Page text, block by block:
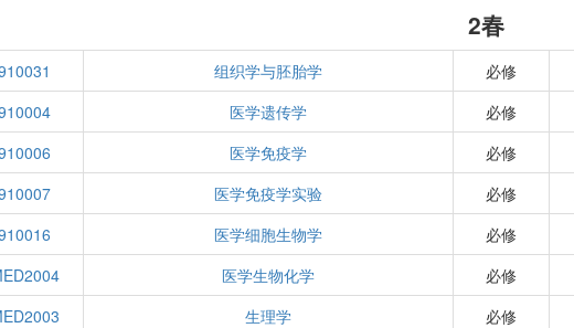
2春
组织学与胚胎学 必修
医学遗传学 必修
医学免疫学 必修
医学免疫学实验 必修
医学细胞生物学 必修
医学生物化学 必修
生理学 必修